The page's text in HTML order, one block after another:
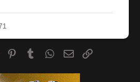
Reddit PinterestTumblr WhatsApp
Email